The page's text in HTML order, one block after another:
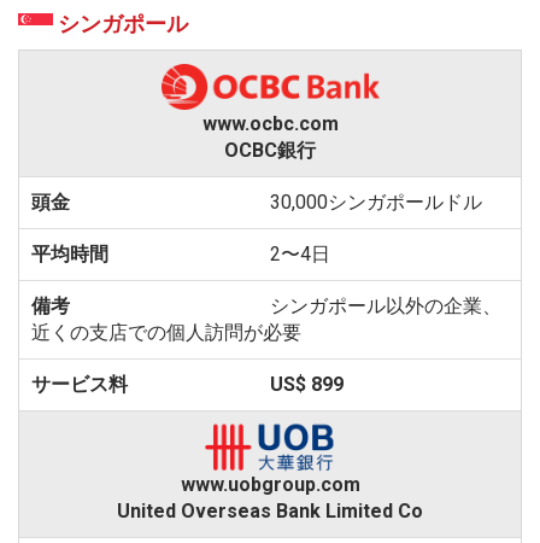
シンガポール
www.ocbc.com
OCBC銀行
30,000シンガポールドル
2〜4日
シンガポール以外の企業、
近くの支店での個人訪問が必要
US$ 899
www.uobgroup.com
United Overseas Bank Limited Co